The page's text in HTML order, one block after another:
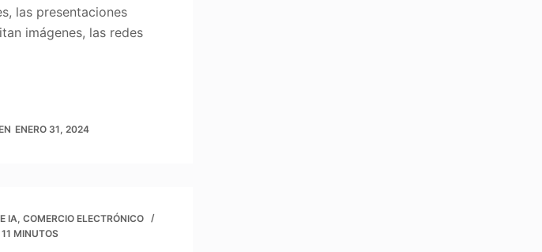
las presentaciones
imágenes, las redes
EN ENERO 31, 2024
IA, COMERCIO ELECTRÓNICO
11 MINUTOS